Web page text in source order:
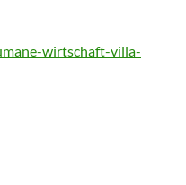
wirtschaft-villa-